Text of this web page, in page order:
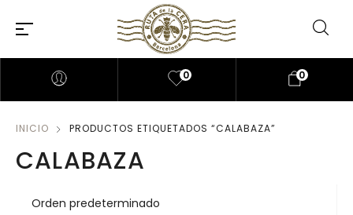
0 0
INICIO PRODUCTOS ETIQUETADOS “CALABAZA”
CALABAZA